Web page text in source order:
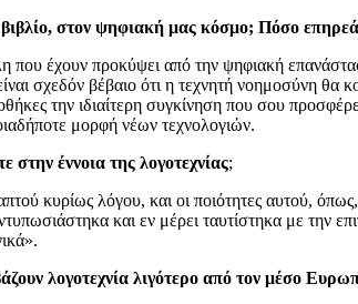
στον ψηφιακή μας κόσμο; Πόσο
που έχουν προκύψει από την ψηφιακή
σχεδόν βέβαιο ότι η τεχνητή νοημοσύνη
την ιδιαίτερη συγκίνηση που σου
μορφή νέων τεχνολογιών.
στην έννοια της λογοτεχνίας;
κυρίως λόγου, και οι ποιότητες αυτού,
και εν μέρει ταυτίστηκα με την
λογοτεχνία λιγότερο από τον μέσο